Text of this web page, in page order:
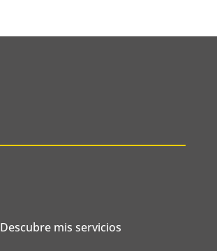
Descubre mis servicios